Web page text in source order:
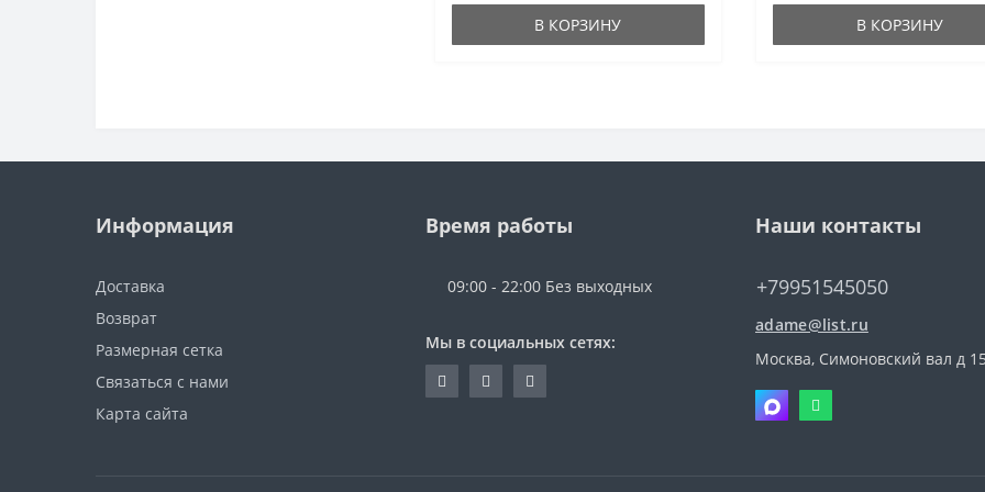
В КОРЗИНУ В КОРЗИНУ
Информация
Доставка
Возврат
Размерная сетка
Связаться с нами
Карта сайта
Время работы
09:00 - 22:00 Без выходных
Мы в социальных сетях:
Наши контакты
+79951545050
adame@list.ru
Москва, Симоновский вал д